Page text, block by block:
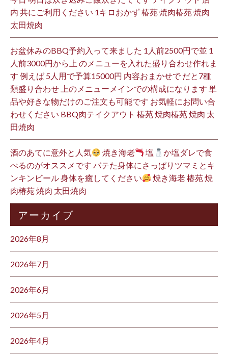
内 共にご利用ください 1キロおかず 椿苑 焼肉椿苑 焼肉
太田焼肉
お盆休みのBBQ予約入って来ました 1人前2500円で並 1
人前3000円から上 のメニューを入れた盛り合わせ作れま
す 例えば 5人用で予算15000円 内容おまかせで だと7種
類盛り合わせ 上のメニューメインでの構成になります 単
品や好きな物だけのご注文も可能です お気軽にお問い合
わせください BBQ肉テイクアウト 椿苑 焼肉椿苑 焼肉 太
田焼肉
酒のあてに意外と人気 焼き海老 塩
か塩ダレで食
べるのがオススメです バテた身体にさっぱりツマミとキ
ンキンビール 身体を癒してください
焼き海老 椿苑 焼
肉椿苑 焼肉 太田焼肉
アーカイブ
2026年8月
2026年7月
2026年6月
2026年5月
2026年4月